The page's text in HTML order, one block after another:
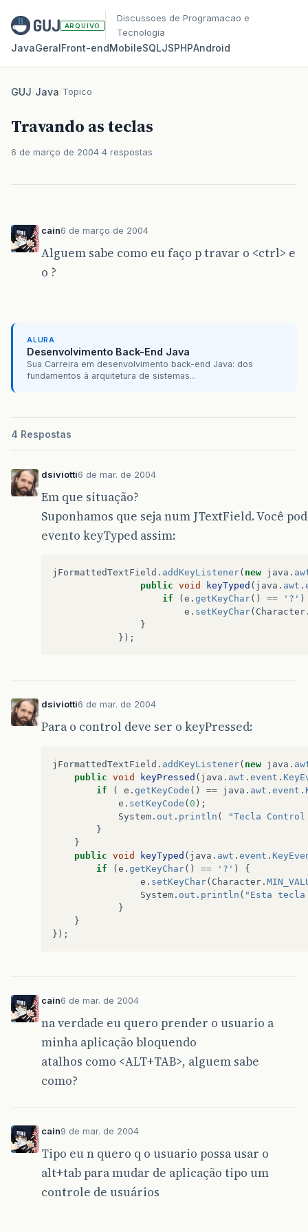
ARQUIVO
Discussoes de Programacao e
Tecnologia
JavaGeralFront‑endMobileSQLJSPHPAndroid
GUJ/Java/Topico
Travando as teclas
6 de março de 2004 4 respostas
cain6 de março de 2004
Alguem sabe como eu faço p travar o <ctrl> e
o ?
ALURA
Desenvolvimento Back-End Java
Sua Carreira em desenvolvimento back-end Java: dos
fundamentos à arquitetura de sistemas...
4 Respostas
dsiviotti6 de mar. de 2004
Em que situação?
Suponhamos que seja num JTextField. Você
evento keyTyped assim:
jFormattedTextField . addKeyListener( new java .
public void keyTyped ( java . awt .
if
( e . getKeyChar() == '?' )
e . setKeyChar( Character
}
});
dsiviotti6 de mar. de 2004
Para o control deve ser o keyPressed:
jFormattedTextField . addKeyListener( new java .
public void keyPressed ( java . awt . event .
if
( e . getKeyCode () == java . awt . event .
e . setKeyCode ( 0 );
System . out . println (
"Tecla Control
}
}
public void keyTyped ( java . awt . event .
if
( e . getKeyChar() == '?' )
{
e . setKeyChar( Character .
System . out . println ( "Esta tecla
}
}
});
cain6 de mar. de 2004
na verdade eu quero prender o usuario a
minha aplicação bloquendo
atalhos como <ALT+TAB>, alguem sabe
como?
cain9 de mar. de 2004
Tipo eu n quero q o usuario possa usar o
alt+tab para mudar de aplicação tipo um
controle de usuários